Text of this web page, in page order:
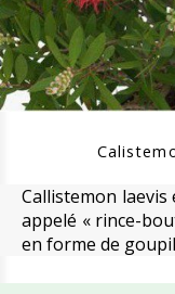
Callistemon
appelé « rince-
en forme de